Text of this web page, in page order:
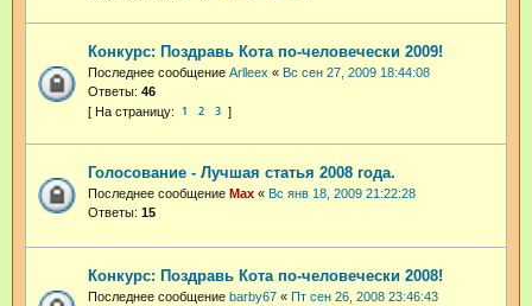
Конкурс: Поздравь Кота по-человечески 2009!
Последнее сообщение Arlleex « Вс сен 27, 2009 18:44:08
Ответы: 46
1 2 3
Голосование - Лучшая статья 2008 года.
Последнее сообщение Max « Вс янв 18, 2009 21:22:28
Ответы: 15
Конкурс: Поздравь Кота по-человечески 2008!
Последнее сообщение barby67 « Пт сен 26, 2008 23:46:43